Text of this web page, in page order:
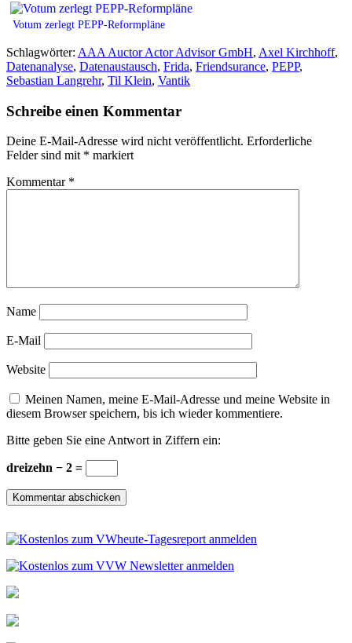
Votum zerlegt PEPP-Reformpläne
Schlagwörter: AAA Auctor Actor Advisor GmbH, Axel Kirchhoff,
Datenanalyse, Datenaustausch, Frida, Friendsurance, PEPP,
Sebastian Langrehr, Til Klein, Vantik
Schreibe einen Kommentar
Deine E-Mail-Adresse wird nicht veröffentlicht. Erforderliche
Felder sind mit * markiert
Kommentar *
Name
E-Mail
Website
Meinen Namen, meine E-Mail-Adresse und meine Website in
diesem Browser speichern, bis ich wieder kommentiere.
Bitte geben Sie eine Antwort in Ziffern ein:
dreizehn − 2 =